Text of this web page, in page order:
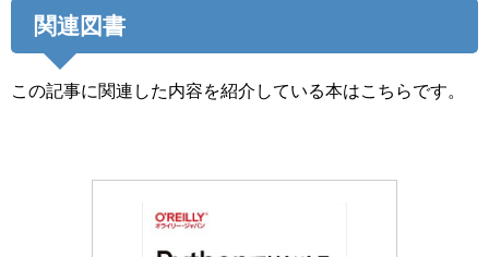
関連図書
この記事に関連した内容を紹介している本はこちらです。